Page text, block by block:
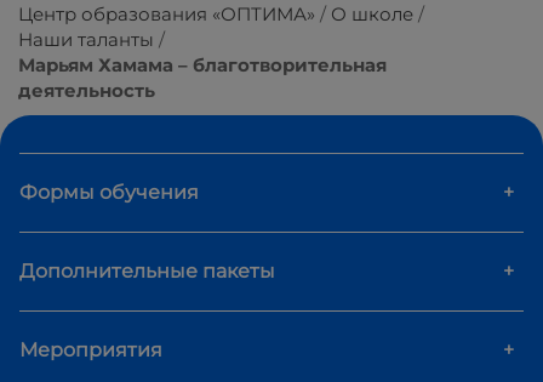
Центр образования «ОПТИМА»
О школе
Наши таланты
Марьям Хамама – благотворительная
деятельность
Формы обучения +
Дополнительные пакеты +
Мероприятия +